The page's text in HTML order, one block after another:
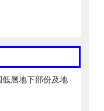
層地下部份及地